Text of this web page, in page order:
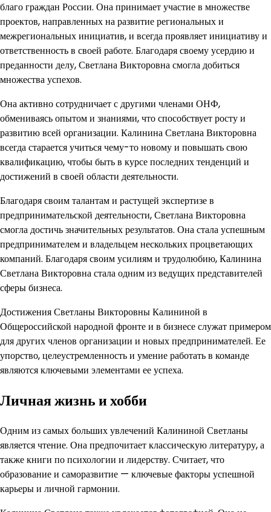
благо граждан России. Она принимает участие в множестве
проектов, направленных на развитие региональных и
межрегиональных инициатив, и всегда проявляет инициативу и
ответственность в своей работе. Благодаря своему усердию и
преданности делу, Светлана Викторовна смогла добиться
множества успехов.
Она активно сотрудничает с другими членами ОНФ,
обмениваясь опытом и знаниями, что способствует росту и
развитию всей организации. Калинина Светлана Викторовна
всегда старается учиться чему-то новому и повышать свою
квалификацию, чтобы быть в курсе последних тенденций и
достижений в своей области деятельности.
Благодаря своим талантам и растущей экспертизе в
предпринимательской деятельности, Светлана Викторовна
смогла достичь значительных результатов. Она стала успешным
предпринимателем и владельцем нескольких процветающих
компаний. Благодаря своим усилиям и трудолюбию, Калинина
Светлана Викторовна стала одним из ведущих представителей
сферы бизнеса.
Достижения Светланы Викторовны Калининой в
Общероссийской народной фронте и в бизнесе служат примером
для других членов организации и новых предпринимателей. Ее
упорство, целеустремленность и умение работать в команде
являются ключевыми элементами ее успеха.
Личная жизнь и хобби
Одним из самых больших увлечений Калининой Светланы
является чтение. Она предпочитает классическую литературу, а
также книги по психологии и лидерству. Считает, что
образование и саморазвитие — ключевые факторы успешной
карьеры и личной гармонии.